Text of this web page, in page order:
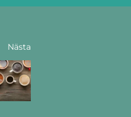
Nästa